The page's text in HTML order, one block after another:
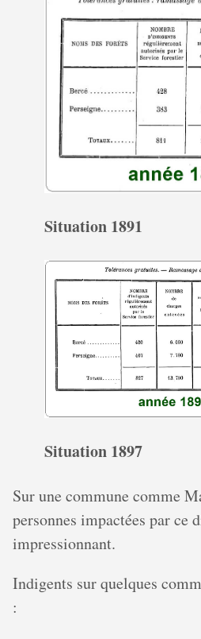
Situation 1891
Situation 1897
Sur une commune comme
personnes impactées par ce
impressionnant.
Indigents sur quelques
: